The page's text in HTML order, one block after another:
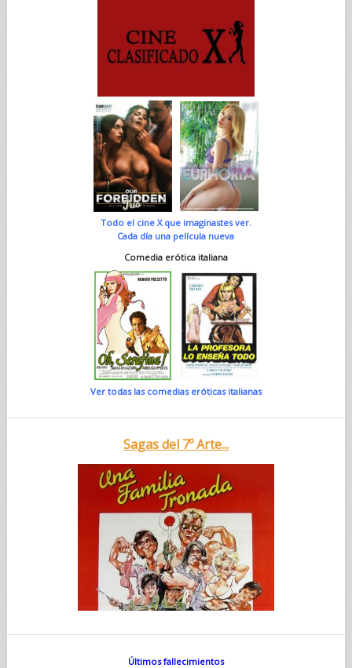
Todo el cine X que imaginastes ver.
Cada día una película nueva
Comedia erótica italiana
Ver todas las comedias eróticas italianas
Sagas del 7º Arte...
Últimos fallecimientos